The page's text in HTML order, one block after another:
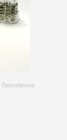
Testosterona